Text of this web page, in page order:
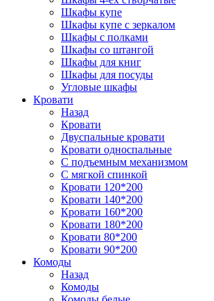
Шкафы купе
Шкафы купе с зеркалом
Шкафы с полками
Шкафы со штангой
Шкафы для книг
Шкафы для посуды
Угловые шкафы
Кровати
Назад
Кровати
Двуспальные кровати
Кровати односпальные
С подъемным механизмом
С мягкой спинкой
Кровати 120*200
Кровати 140*200
Кровати 160*200
Кровати 180*200
Кровати 80*200
Кровати 90*200
Комоды
Назад
Комоды